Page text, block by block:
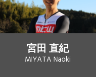
宮田 直紀
MIYATA Naoki